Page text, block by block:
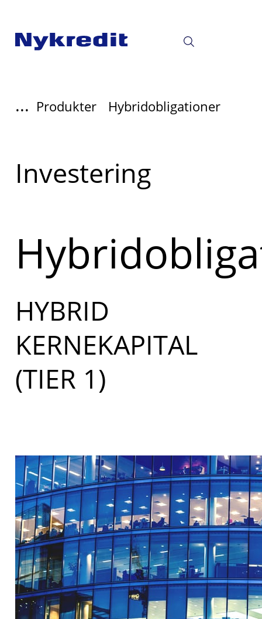
... Produkter Hybridobligationer
Læs
mere
Investering
HYBRID
KERNEKAPITAL
(TIER 1)